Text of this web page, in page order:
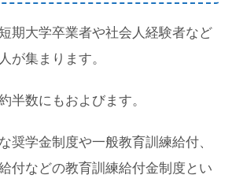
期大学卒業者や社会人経験者など
が集まります。
半数にもおよびます。
奨学金制度や一般教育訓練給付、
付などの教育訓練給付金制度とい